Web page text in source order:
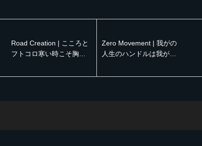
Road Creation | こころと
フトコロ寒い時こそ胸を
Love (Track List付き) レゲ
Zero Movement | 我がの
人生のハンドルは我がで
Love (Track List付き) レ